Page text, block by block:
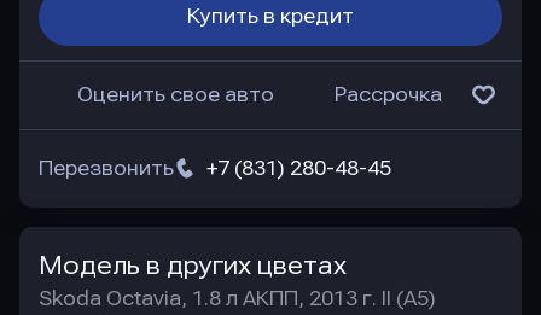
Купить в кредит
Оценить свое авто Рассрочка
+7 (831) 280-48-45
Перезвонить
Модель в других цветах
Skoda Octavia, 1.8 л АКПП, 2013 г. II (A5)